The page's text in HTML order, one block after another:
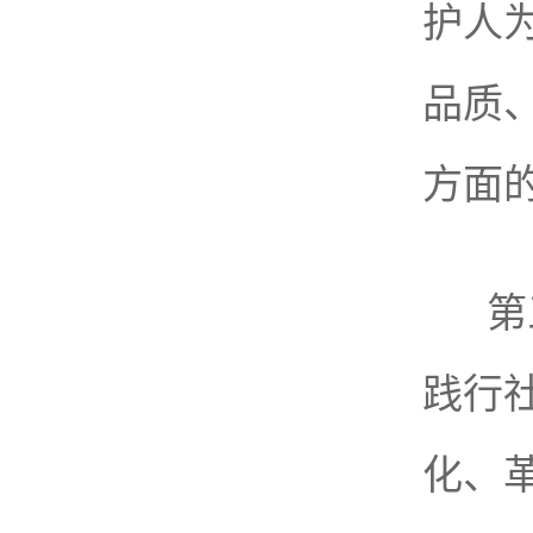
护人
品质
方面
践行
化、